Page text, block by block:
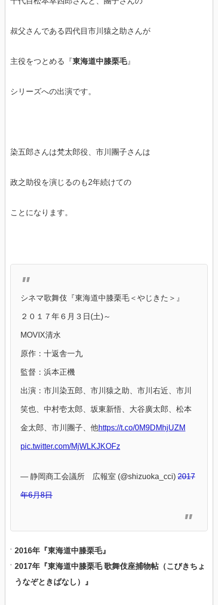
叔父さんである四代目市川猿之助さんが
主役をつとめる『東海道中膝栗毛』
シリーズへの出演です。
染五郎さんは梵太郎役、市川團子さんは
政之助役を演じるのも2年続けての
ことになります。
シネマ歌舞伎『東海道中膝栗毛＜やじきた＞』
２０１７年６月３日(土)～
MOVIX清水
原作：十返舎一九
監督：浜本正機
出演：市川染五郎、市川猿之助、市川右近、市川
笑也、中村壱太郎、坂東新悟、大谷廣太郎、松本
金太郎、市川團子、他https://t.co/0M9DMhjUZM
pic.twitter.com/MjWLKJKOFz
— 静岡商工会議所 広報室 (@shizuoka_cci) 2017
年6月8日
2016年『東海道中膝栗毛』
2017年『東海道中膝栗毛 歌舞伎座捕物帖（こびきちょ
うなぞときばなし）』